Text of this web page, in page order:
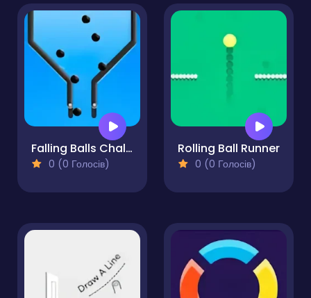
Falling Balls Challenge
0 (0 Голосів)
Rolling Ball Runner
0 (0 Голосів)